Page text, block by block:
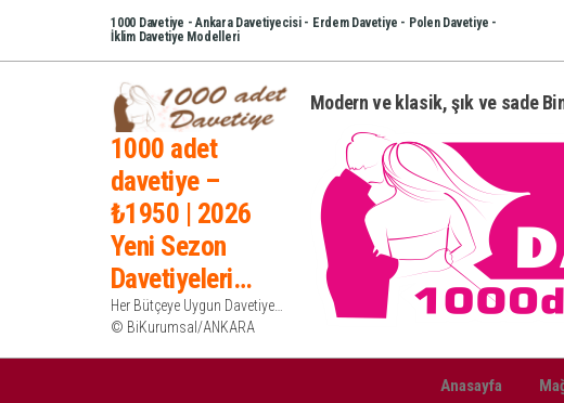
1000 Davetiye - Ankara Davetiyecisi - Erdem Davetiye - Polen Davetiye -
İklim Davetiye Modelleri
1000 adet
davetiye –
₺1950 | 2026
Yeni Sezon
Davetiyeleri…
Her Bütçeye Uygun Davetiye…
© BiKurumsal/ANKARA
Modern ve klasik, şık ve sade
Anasayfa